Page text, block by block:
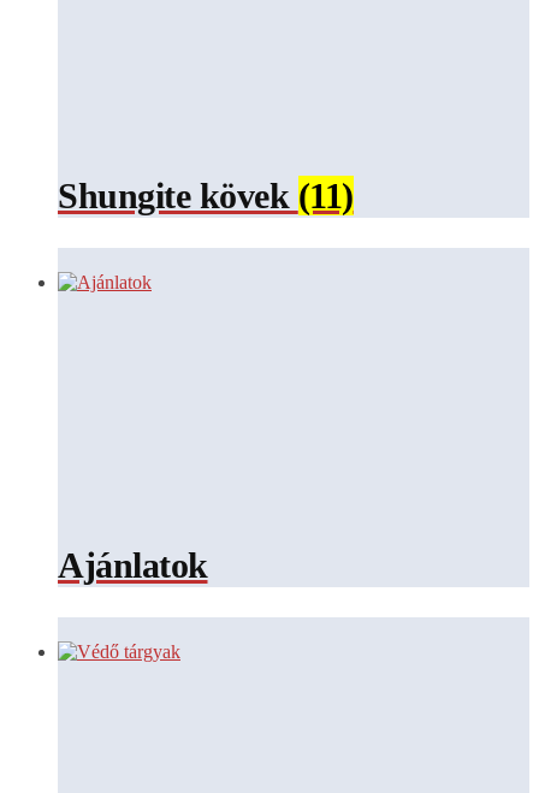
Shungite kövek (11)
Ajánlatok